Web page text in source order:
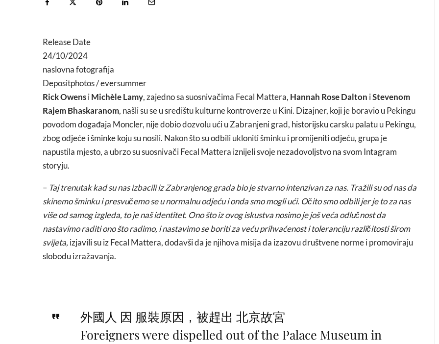
Release Date
24/10/2024
naslovna fotografija
Depositphotos / eversummer
Rick OwensiMichèle Lamy, zajedno sa suosnivačima Fecal Mattera, Hannah Rose Dalton iStevenom
Rajem Bhaskaranom, našli su se u središtu kulturne kontroverze u Kini. Dizajner, koji je boravio u Pekingu
povodom događaja Moncler, nije dobio dozvolu ući u Zabranjeni grad, historijsku carsku palatu u Pekingu,
zbog odjeće i šminke koju su nosili. Nakon što su odbili ukloniti šminku i promijeniti odjeću, grupa je
napustila mjesto, a ubrzo su suosnivači Fecal Mattera iznijeli svoje nezadovoljstvo na svom Intagram
storyju.
– Taj trenutak kad su nas izbacili iz Zabranjenog grada bio je stvarno intenzivan za nas. Tražili su od nas da
skinemo šminku i presvučemo se u normalnu odjeću i onda smo mogli ući. Očito smo odbili jer je to za nas
više od samog izgleda, to je naš identitet. Ono što iz ovog iskustva nosimo je još veća odlučnost da
nastavimo raditi ono što radimo, i nastavimo se boriti za veću prihvaćenost i toleranciju različitosti širom
svijeta, izjavili su iz Fecal Mattera, dodavši da je njihova misija da izazovu društvene norme i promoviraju
slobodu izražavanja.
外國人 因 服裝原因，被趕出 北京故宮
Foreigners were dispelled out of the Palace Museum in